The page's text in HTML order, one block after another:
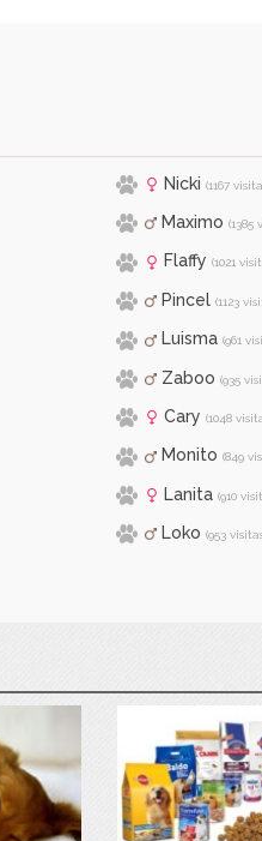
Nicki (1167
Maximo (1385
Flaffy (1021
Pincel (1123
Luisma (961
Zaboo (935
Cary (1048
Monito (849
Lanita (910
Loko (953